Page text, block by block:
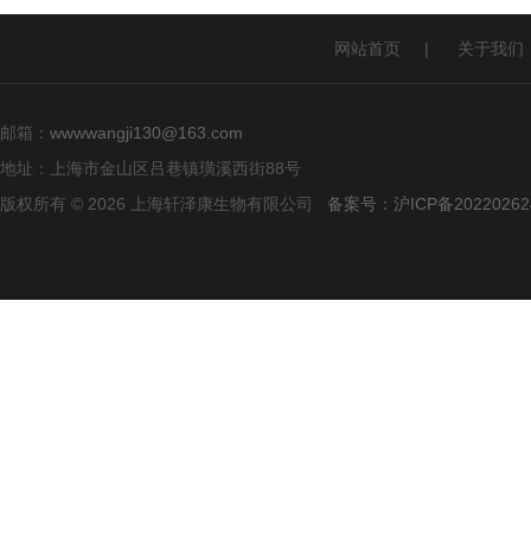
网站首页 | 关于我们
邮箱： wwwwangji130@163.com
地址：上海市金山区吕巷镇璜溪西街88号
版权所有 © 2026 上海轩泽康生物有限公司 备案号：沪ICP备